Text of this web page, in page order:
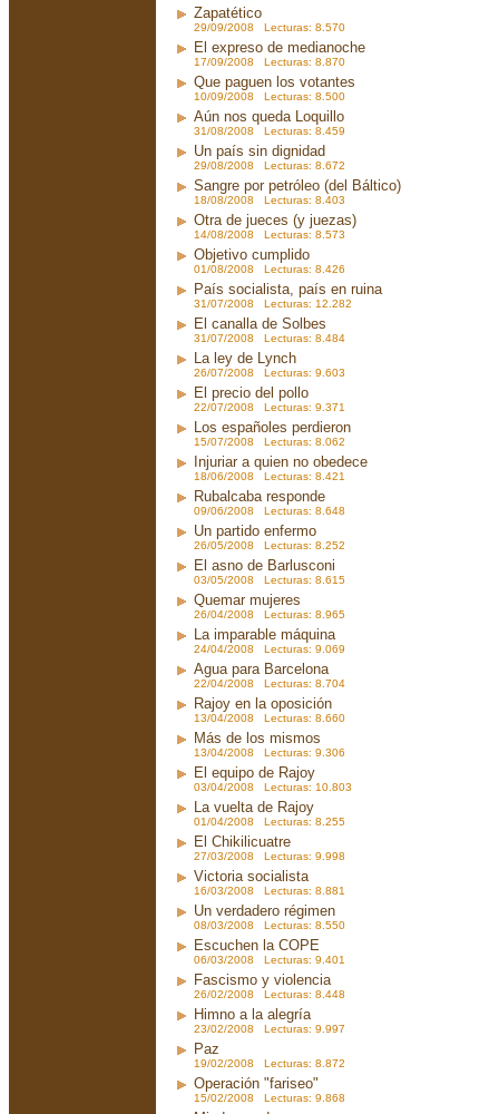
Zapatético
29/09/2008 Lecturas: 8.570
El expreso de medianoche
17/09/2008 Lecturas: 8.870
Que paguen los votantes
10/09/2008 Lecturas: 8.500
Aún nos queda Loquillo
31/08/2008 Lecturas: 8.459
Un país sin dignidad
29/08/2008 Lecturas: 8.672
Sangre por petróleo (del Báltico)
18/08/2008 Lecturas: 8.403
Otra de jueces (y juezas)
14/08/2008 Lecturas: 8.573
Objetivo cumplido
01/08/2008 Lecturas: 8.426
País socialista, país en ruina
31/07/2008 Lecturas: 12.282
El canalla de Solbes
31/07/2008 Lecturas: 8.484
La ley de Lynch
26/07/2008 Lecturas: 9.603
El precio del pollo
22/07/2008 Lecturas: 9.371
Los españoles perdieron
15/07/2008 Lecturas: 8.062
Injuriar a quien no obedece
18/06/2008 Lecturas: 8.421
Rubalcaba responde
09/06/2008 Lecturas: 8.648
Un partido enfermo
26/05/2008 Lecturas: 8.252
El asno de Barlusconi
03/05/2008 Lecturas: 8.615
Quemar mujeres
26/04/2008 Lecturas: 8.965
La imparable máquina
24/04/2008 Lecturas: 9.069
Agua para Barcelona
22/04/2008 Lecturas: 8.704
Rajoy en la oposición
13/04/2008 Lecturas: 8.660
Más de los mismos
13/04/2008 Lecturas: 9.306
El equipo de Rajoy
03/04/2008 Lecturas: 10.803
La vuelta de Rajoy
01/04/2008 Lecturas: 8.255
El Chikilicuatre
27/03/2008 Lecturas: 9.998
Victoria socialista
16/03/2008 Lecturas: 8.881
Un verdadero régimen
08/03/2008 Lecturas: 8.550
Escuchen la COPE
06/03/2008 Lecturas: 9.401
Fascismo y violencia
26/02/2008 Lecturas: 8.448
Himno a la alegría
23/02/2008 Lecturas: 9.997
Paz
19/02/2008 Lecturas: 8.872
Operación "fariseo"
15/02/2008 Lecturas: 9.868